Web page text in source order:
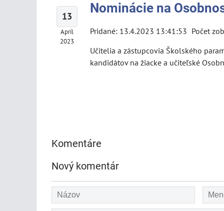
13
Apríl
2023
Nominácie na
Pridané: 13.4.2023 13:41:53 Počet
Učitelia a zástupcovia Školského
kandidátov na žiacke a učiteľské
Komentáre
Nový komentár